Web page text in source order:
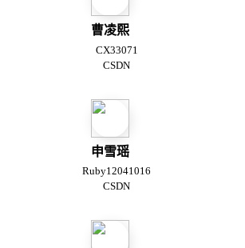
曹凌熙
CX33071
CSDN
申雪瑶
Ruby12041016
CSDN